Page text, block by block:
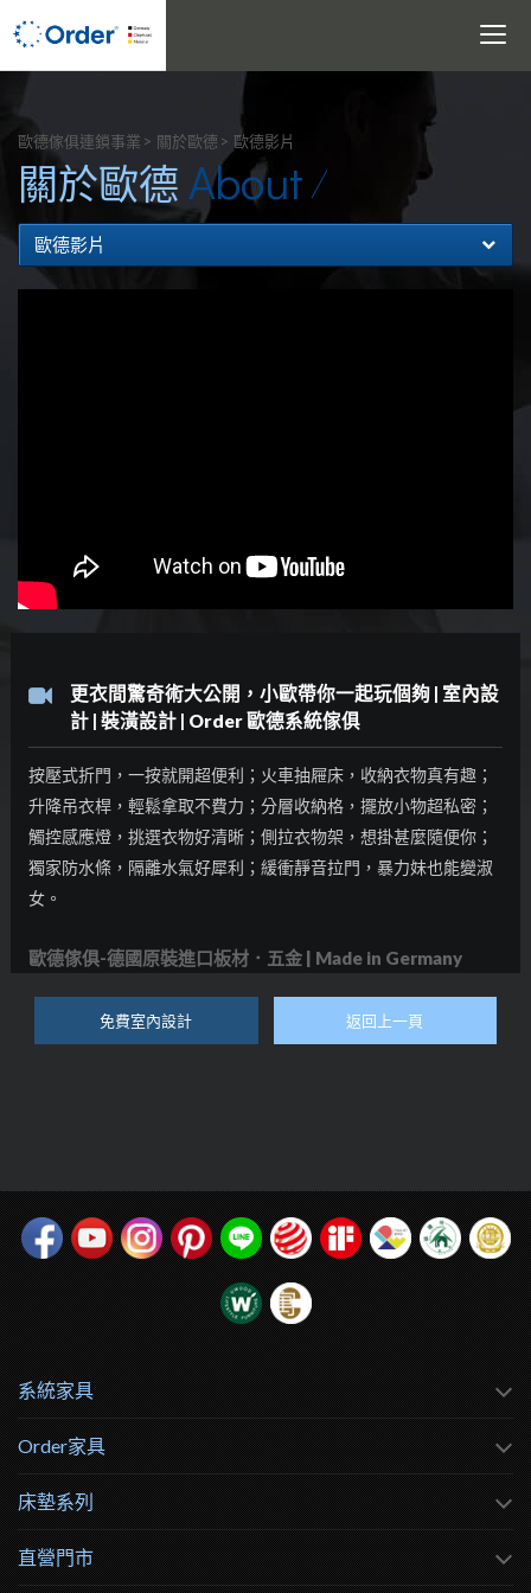
Toggle
歐德傢俱連鎖事業 關於歐德 歐德影片
關於歐德 About
歐德影片
更衣間驚奇術大公開，小歐帶你一起玩個夠 | 室內設
計 | 裝潢設計 | Order 歐德系統傢俱
按壓式折門，一按就開超便利；火車抽屜床，收納衣物真有趣；
升降吊衣桿，輕鬆拿取不費力；分層收納格，擺放小物超私密；
觸控感應燈，挑選衣物好清晰；側拉衣物架，想掛甚麼隨便你；
獨家防水條，隔離水氣好犀利；緩衝靜音拉門，暴力妹也能變淑
女。
歐德傢俱-德國原裝進口板材．五金 | Made in Germany
免費室內設計 返回上一頁
系統家具
Order家具
床墊系列
直營門市